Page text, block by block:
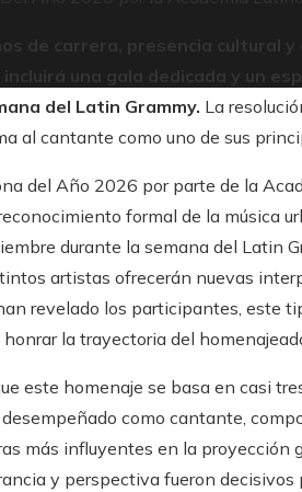
de carrera, presencia cultural y
una gala dedicada y un
del Latin Grammy. La
al cantante como uno de sus
del Año 2026 por parte de la
formal de la música
durante la semana del Latin
artistas ofrecerán nuevas
revelado los participantes, este
la trayectoria del
este homenaje se basa en casi
como cantante,
más influyentes en la proyección
y perspectiva fueron decisivos